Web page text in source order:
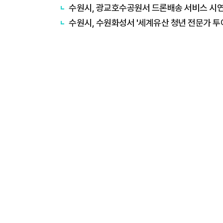
수원시, 광교호수공원서 드론배송 서비스 시
수원시, 수원화성서 '세계유산 청년 전문가 투